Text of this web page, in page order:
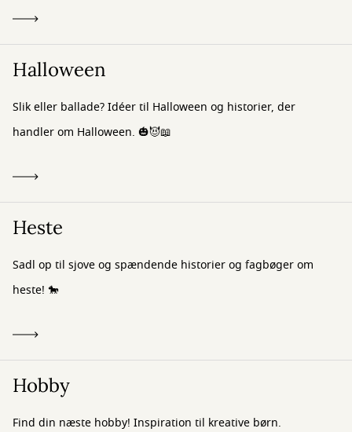
Halloween
Slik eller ballade? Idéer til Halloween og historier, der
handler om Halloween. 🎃😈📖
Heste
Sadl op til sjove og spændende historier og fagbøger om
heste! 🐎
Hobby
Find din næste hobby! Inspiration til kreative børn.